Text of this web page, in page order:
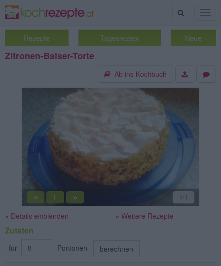
Suche
Rezepte Tagesrezept Neue
Zitronen-Baiser-Torte
Ab ins Kochbuch
« || » 1 /1
» Details einblenden » Weitere Rezepte
Zutaten
für Portionen berechnen